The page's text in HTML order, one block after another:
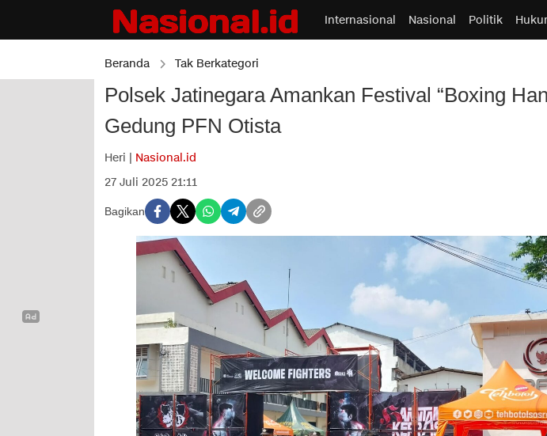
Internasional Nasional Politik
Beranda Tak Berkategori
Polsek Jatinegara Amankan Festival “Boxing
Gedung PFN Otista
Heri | Nasional.id
27 Juli 2025 21:11
Bagikan